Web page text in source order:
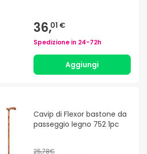
36,01 €
Spedizione in 24-72h
Aggiungi
Cavip di Flexor bastone da
passeggio legno 752 1pc
25,78€